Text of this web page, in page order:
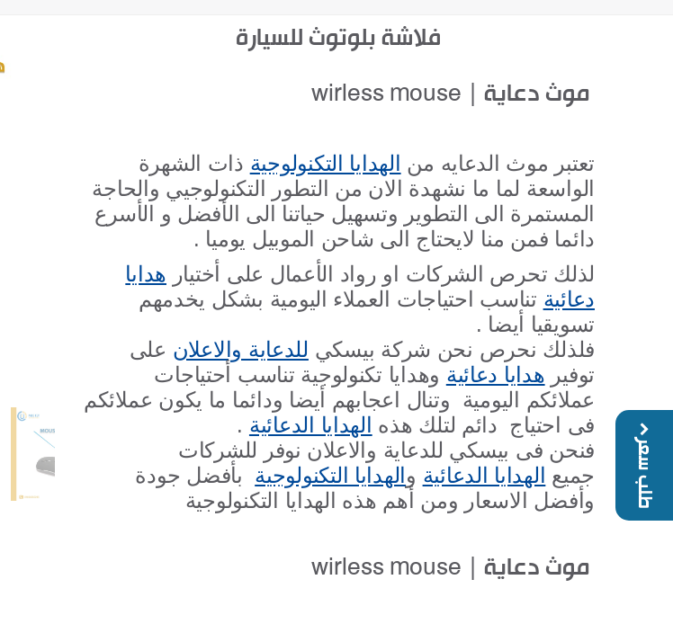
فلاشة بلوتوث للسيارة
موث دعاية |
wirless mouse
تعتبر موث الدعايه من الهدايا التكنولوجية ذات الشهرة
الواسعة لما ما نشهدة الان من التطور التكنولوجيي والحاجة
المستمرة الى التطوير وتسهيل حياتنا الى الأفضل و الأسرع
دائما فمن منا لايحتاج الى شاحن الموبيل يوميا .
لذلك تحرص الشركات او رواد الأعمال على أختيار هدايا
دعائية تناسب احتياجات العملاء اليومية بشكل يخدمهم
تسويقيا أيضا .
فلذلك نحرص نحن شركة بيسكي للدعاية والاعلان على
توفير هدايا دعائية وهدايا تكنولوجية تناسب أحتياجات
عملائكم اليومية وتنال اعجابهم أيضا ودائما ما يكون عملائكم
فى احتياج دائم لتلك هذه الهدايا الدعائية .
فنحن فى بيسكي للدعاية والاعلان نوفر للشركات
جميع الهدايا الدعائية و الهدايا التكنولوجية بأفضل جودة
وأفضل الاسعار ومن أهم هذه الهدايا التكنولوجية
موث دعاية |
wirless mouse
طلب سعر